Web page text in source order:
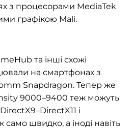
з процесорами MediaTek
графікою Mali.
та інші схожі
на смартфонах з
Snapdragon. Тепер же
9000–9400 теж можуть
і
швидко, а іноді навіть